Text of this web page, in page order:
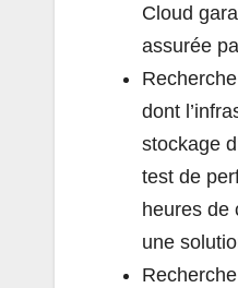
Cloud
assurée
dont
stockage
test de
heures de
une